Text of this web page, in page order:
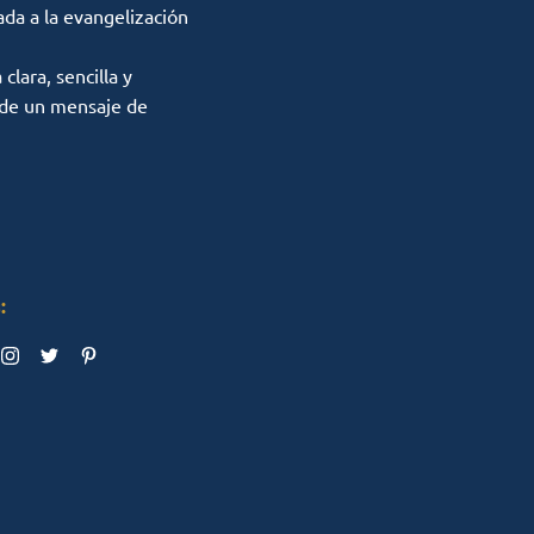
a la evangelización
sencilla y
un mensaje de